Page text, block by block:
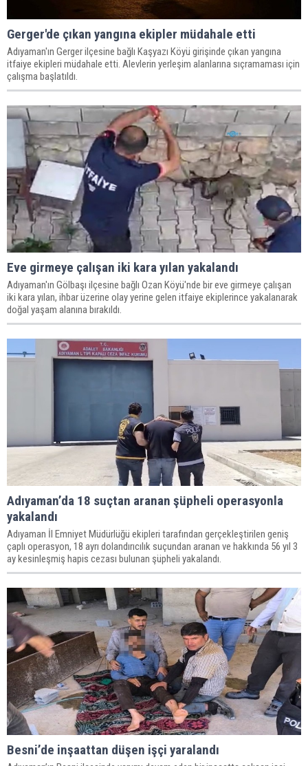
Gerger'de çıkan yangına ekipler müdahale etti
Adıyaman'ın Gerger ilçesine bağlı Kaşyazı Köyü girişinde çıkan yangına
itfaiye ekipleri müdahale etti. Alevlerin yerleşim alanlarına sıçramaması için
çalışma başlatıldı.
Eve girmeye çalışan iki kara yılan yakalandı
Adıyaman'ın Gölbaşı ilçesine bağlı Ozan Köyü'nde bir eve girmeye çalışan
iki kara yılan, ihbar üzerine olay yerine gelen itfaiye ekiplerince yakalanarak
doğal yaşam alanına bırakıldı.
Adıyaman’da 18 suçtan aranan şüpheli operasyonla
yakalandı
Adıyaman İl Emniyet Müdürlüğü ekipleri tarafından gerçekleştirilen geniş
çaplı operasyon, 18 ayrı dolandırıcılık suçundan aranan ve hakkında 56 yıl 3
ay kesinleşmiş hapis cezası bulunan şüpheli yakalandı.
Besni’de inşaattan düşen işçi yaralandı